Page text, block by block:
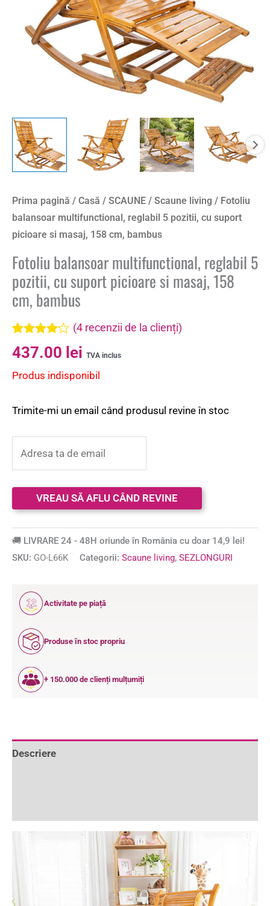
Prima pagină / Casă / SCAUNE / Scaune living / Fotoliu
balansoar multifunctional, reglabil 5 pozitii, cu suport
picioare si masaj, 158 cm, bambus
Fotoliu balansoar multifunctional, reglabil 5
pozitii, cu suport picioare si masaj, 158
cm, bambus
Evaluat la
4.00 din 5
4
evaluări
(4 recenzii de la clienți)
437.00 lei TVA inclus
Produs indisponibil
Trimite-mi un email când produsul revine în stoc
🚚 LIVRARE 24 - 48H oriunde în România cu doar 14,9 lei!
SKU: GO-L66K Categorii: Scaune living, SEZLONGURI
12
ANI
Activitate pe piață
Produse în stoc propriu
+ 150.000 de clienți mulțumiți
Descriere